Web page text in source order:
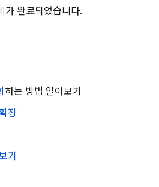
가 완료되었습니다.
하는 방법 알아보기
장
기